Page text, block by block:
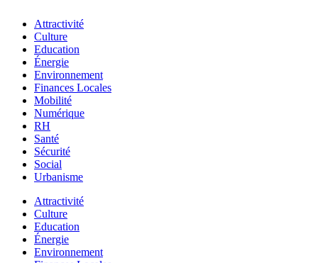
Attractivité
Culture
Education
Énergie
Environnement
Finances Locales
Mobilité
Numérique
RH
Santé
Sécurité
Social
Urbanisme
Attractivité
Culture
Education
Énergie
Environnement